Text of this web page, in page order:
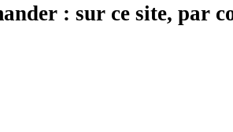
: sur ce site, par